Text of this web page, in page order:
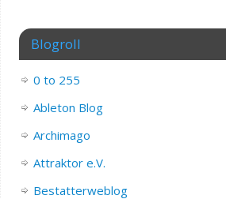
Blogroll
0 to 255
Ableton Blog
Archimago
Attraktor e.V.
Bestatterweblog